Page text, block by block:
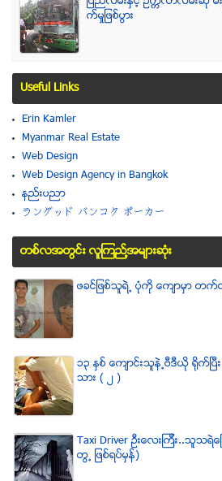
က္မႈျဖစ္ပြား
Useful Links
Erin Kamler
Myanmar Real Estate
Web Design
Web Design Agency in Bangkok
နည္းပညာ
ラングッド バンコク ポーカー
တစ္လအတြင္း လူၾကည္႔အမ်ားဆံုး
ဖခင္ျဖစ္သူရဲ႕ ပံုကို ေက်ာမွာ တက္
၁၃ ႏွစ္ ေက်ာင္းသူနဲ႕ဗီဒီယို ရိုက္ျ
သား ( ၂ )
Taxi Driver ဦးေလးၾကီး..သူသ
တြ႕ ျဖစ္ရပ္မွန္)